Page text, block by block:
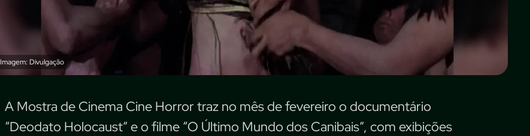
Imagem: Divulgação
A Mostra de Cinema Cine Horror traz no mês de fevereiro o documentário
“Deodato Holocaust” e o filme “O Último Mundo dos Canibais”, com exibições